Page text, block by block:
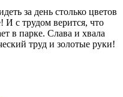
за день столько цветов
И с трудом верится, что
в парке. Слава и хвала
труд и золотые руки!